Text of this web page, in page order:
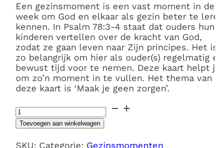
Een gezinsmoment is een vast moment in de
week om God en elkaar als gezin beter te
kennen. In Psalm 78:3-4 staat dat ouders hun
kinderen vertellen over de kracht van God,
zodat ze gaan leven naar Zijn principes. Het is
zo belangrijk om hier als ouder(s) regelmatig
bewust tijd voor te nemen. Deze kaart helpt
om zo’n moment in te vullen. Het thema van
deze kaart is ‘Maak je geen zorgen’.
Gezinsmoment12
'Maak
jeToevoegen aan winkelwagen
SKU: Categorie: Gezinsmomenten